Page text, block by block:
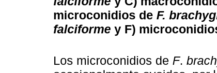
microconidios de F.
falciforme y F)
Los microconidios de F.